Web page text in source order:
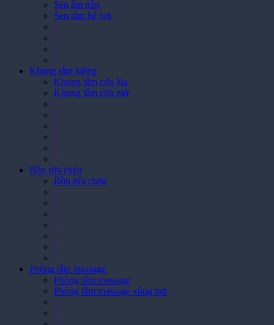
>
>
>
>
Khung tắm kiếng
Khung tắm cửa lùa
Khung tắm cửa mở
>
>
>
>
>
>
Bồn rửa chén
Bồn rửa chén
>
>
>
>
>
>
>
Phòng tắm massage
Phòng tắm massage
Phòng tắm massage xông hơi
>
>
>
>